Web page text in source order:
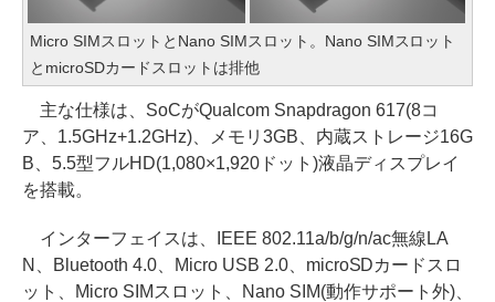
Micro SIMスロットとNano SIMスロット。Nano SIMスロット
とmicroSDカードスロットは排他
主な仕様は、SoCがQualcom Snapdragon 617(8コ
ア、1.5GHz+1.2GHz)、メモリ3GB、内蔵ストレージ16G
B、5.5型フルHD(1,080×1,920ドット)液晶ディスプレイ
を搭載。
インターフェイスは、IEEE 802.11a/b/g/n/ac無線LA
N、Bluetooth 4.0、Micro USB 2.0、microSDカードスロ
ット、Micro SIMスロット、Nano SIM(動作サポート外)、